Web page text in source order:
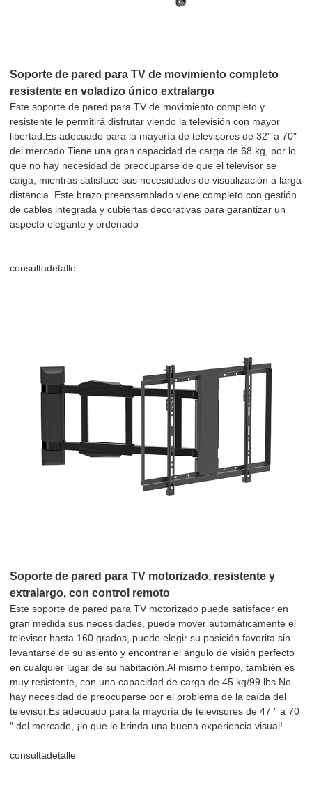
Soporte de pared para TV de movimiento completo
resistente en voladizo único extralargo
Este soporte de pared para TV de movimiento completo y
resistente le permitirá disfrutar viendo la televisión con mayor
libertad.Es adecuado para la mayoría de televisores de 32″ a 70″
del mercado.Tiene una gran capacidad de carga de 68 kg, por lo
que no hay necesidad de preocuparse de que el televisor se
caiga, mientras satisface sus necesidades de visualización a larga
distancia. Este brazo preensamblado viene completo con gestión
de cables integrada y cubiertas decorativas para garantizar un
aspecto elegante y ordenado
consultadetalle
Soporte de pared para TV motorizado, resistente y
extralargo, con control remoto
Este soporte de pared para TV motorizado puede satisfacer en
gran medida sus necesidades, puede mover automáticamente el
televisor hasta 160 grados, puede elegir su posición favorita sin
levantarse de su asiento y encontrar el ángulo de visión perfecto
en cualquier lugar de su habitación.Al mismo tiempo, también es
muy resistente, con una capacidad de carga de 45 kg/99 lbs.No
hay necesidad de preocuparse por el problema de la caída del
televisor.Es adecuado para la mayoría de televisores de 47 ″ a 70
″ del mercado, ¡lo que le brinda una buena experiencia visual!
consultadetalle